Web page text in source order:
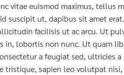
vitae euismod maximus, tellus
suscipit ut, dapibus sit amet
facilisis ut ac arcu. Ut
in, lobortis non nunc. Ut quam
a feugiat sed, ultricies a
sapien leo volutpat